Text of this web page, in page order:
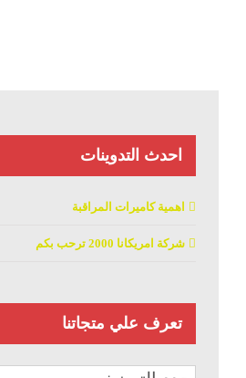
احدث التدوينات
اهمية كاميرات المراقبة
شركة امريكانا 2000 ترحب بكم
تعرف علي متجاتنا